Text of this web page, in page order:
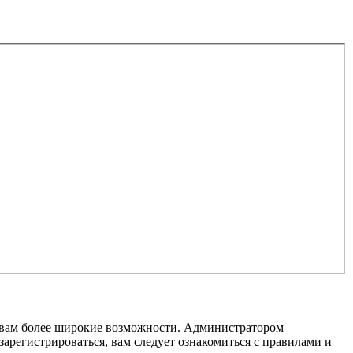
более широкие возможности. Администратором
вам следует ознакомиться с правилами и